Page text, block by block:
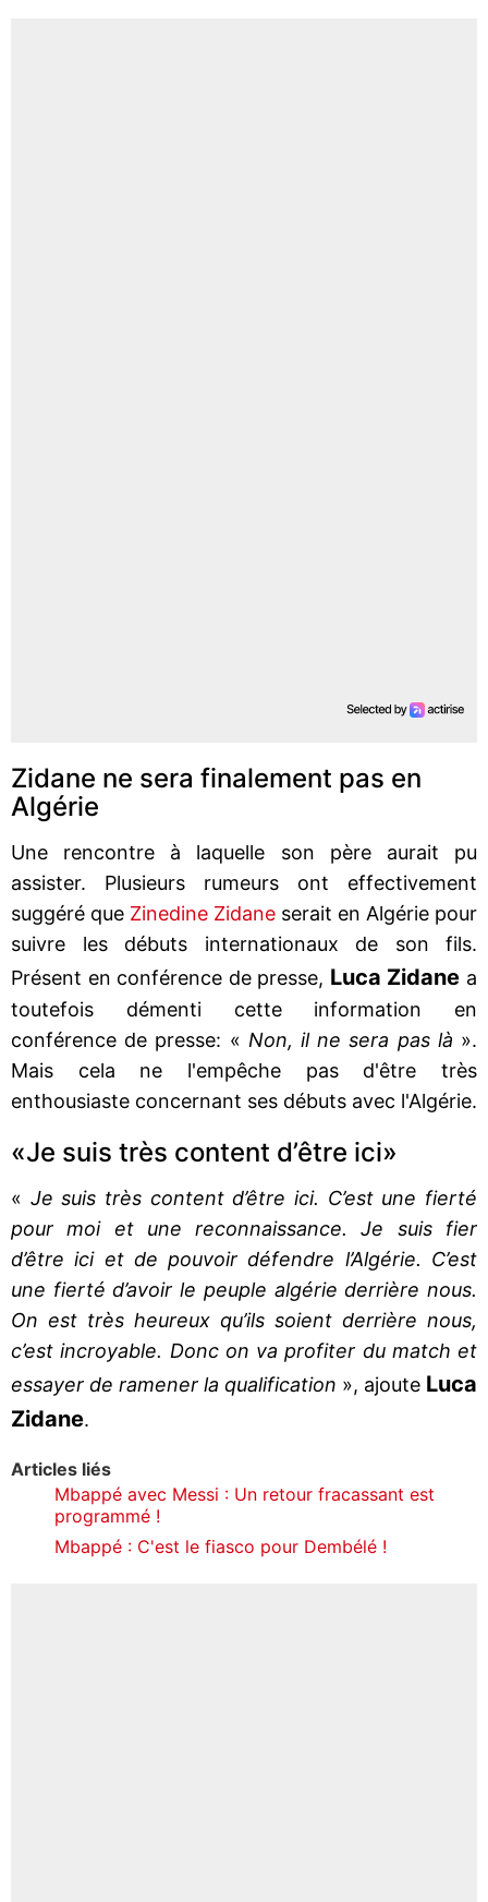
Zidane ne sera finalement pas en
Algérie
Une rencontre à laquelle son père aurait pu
assister. Plusieurs rumeurs ont effectivement
suggéré que Zinedine Zidane serait en Algérie pour
suivre les débuts internationaux de son fils.
Présent en conférence de presse, Luca Zidane a
toutefois démenti cette information en
conférence de presse: « Non, il ne sera pas là ».
Mais cela ne l'empêche pas d'être très
enthousiaste concernant ses débuts avec l'Algérie.
«Je suis très content d’être ici»
« Je suis très content d’être ici. C’est une fierté
pour moi et une reconnaissance. Je suis fier
d’être ici et de pouvoir défendre l’Algérie. C’est
une fierté d’avoir le peuple algérie derrière nous.
On est très heureux qu’ils soient derrière nous,
c’est incroyable. Donc on va profiter du match et
essayer de ramener la qualification », ajoute Luca
Zidane.
Articles liés
Mbappé avec Messi : Un retour fracassant est
programmé !
Mbappé : C'est le fiasco pour Dembélé !